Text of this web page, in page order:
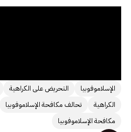
الإسلاموفوبيا التحريض على الكراهية
الكراهية
تحالف مكافحة الإسلاموفوبيا
مكافحة الإسلاموفوبيا